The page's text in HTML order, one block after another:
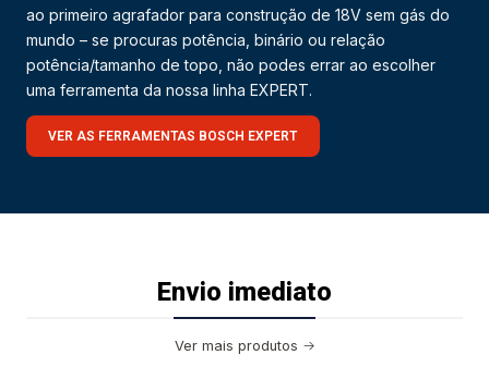
ao primeiro agrafador para construção de 18V sem gás do
mundo – se procuras potência, binário ou relação
potência/tamanho de topo, não podes errar ao escolher
uma ferramenta da nossa linha EXPERT.
VER AS FERRAMENTAS BOSCH EXPERT
Envio imediato
Ver mais produtos